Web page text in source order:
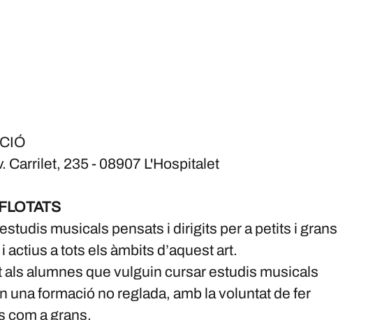
Carrilet, 235 - 08907 L'Hospitalet
musicals pensats i dirigits per a petits i grans
a tots els àmbits d’aquest art.
als alumnes que vulguin cursar estudis musicals
una formació no reglada, amb la voluntat de fer
com a grans.